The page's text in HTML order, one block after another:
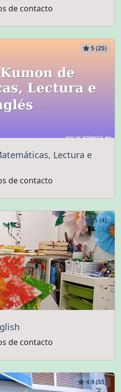
de contacto
5 (25)
Lectura e
de contacto
5 (4)
de contacto
4.9 (55)